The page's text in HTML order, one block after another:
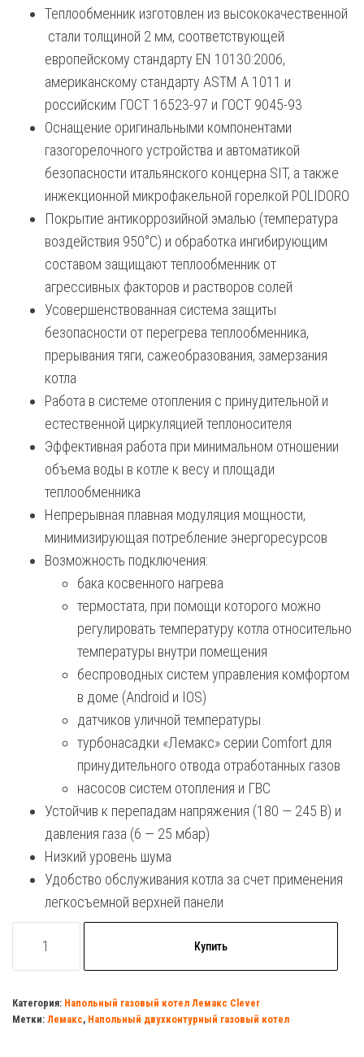
Теплообменник изготовлен из высококачественной
стали толщиной 2 мм, соответствующей
европейскому стандарту EN 10130:2006,
американскому стандарту ASTM A 1011 и
российским ГОСТ 16523-97 и ГОСТ 9045-93
Оснащение оригинальными компонентами
газогорелочного устройства и автоматикой
безопасности итальянского концерна SIT, а также
инжекционной микрофакельной горелкой POLIDORO
Покрытие антикоррозийной эмалью (температура
воздействия 950°С) и обработка ингибирующим
составом защищают теплообменник от
агрессивных факторов и растворов солей
Усовершенствованная система защиты
безопасности от перегрева теплообменника,
прерывания тяги, сажеобразования, замерзания
котла
Работа в системе отопления с принудительной и
естественной циркуляцией теплоносителя
Эффективная работа при минимальном отношении
объема воды в котле к весу и площади
теплообменника
Непрерывная плавная модуляция мощности,
минимизирующая потребление энергоресурсов
Возможность подключения:
бака косвенного нагрева
термостата, при помощи которого можно
регулировать температуру котла относительно
температуры внутри помещения
беспроводных систем управления комфортом
в доме (Android и IOS)
датчиков уличной температуры
турбонасадки «Лемакс» серии Comfort для
принудительного отвода отработанных газов
насосов систем отопления и ГВС
Устойчив к перепадам напряжения (180 — 245 В) и
давления газа (6 — 25 мбар)
Низкий уровень шума
Удобство обслуживания котла за счет применения
легкосъемной верхней панели
товара
котел
Лемакс
Купить
Категория: Напольный газовый котел Лемакс Clever
Метки: Лемакс, Напольный двухконтурный газовый котел